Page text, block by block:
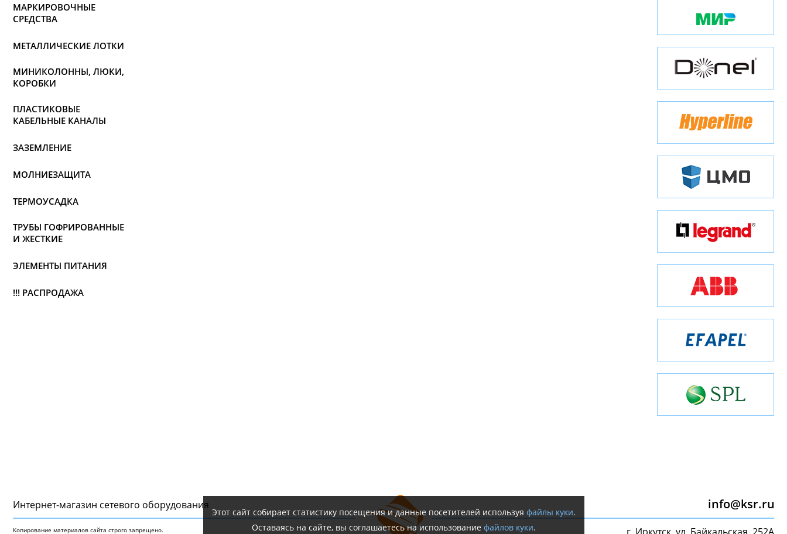
МАРКИРОВОЧНЫЕ
СРЕДСТВА
МЕТАЛЛИЧЕСКИЕ ЛОТКИ
МИНИКОЛОННЫ, ЛЮКИ,
КОРОБКИ
ПЛАСТИКОВЫЕ
КАБЕЛЬНЫЕ КАНАЛЫ
ЗАЗЕМЛЕНИЕ
МОЛНИЕЗАЩИТА
ТЕРМОУСАДКА
ТРУБЫ ГОФРИРОВАННЫЕ
И ЖЕСТКИЕ
ЭЛЕМЕНТЫ ПИТАНИЯ
!!! РАСПРОДАЖА
Интернет-магазин сетeвого оборудования
Копирование материалов сайта строго запрещено.
info@ksr.ru
Этот сайт собирает статистику посещения и данные посетителей используя файлы куки.
Оставаясь на сайте, вы соглашаетесь на использование файлов куки.